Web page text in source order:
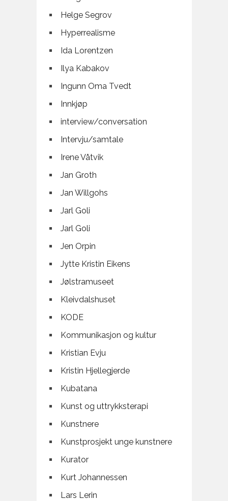
Helge Segrov
Hyperrealisme
Ida Lorentzen
Ilya Kabakov
Ingunn Oma Tvedt
Innkjøp
interview/conversation
Intervju/samtale
Irene Våtvik
Jan Groth
Jan Willgohs
Jarl Goli
Jarl Goli
Jen Orpin
Jytte Kristin Eikens
Jølstramuseet
Kleivdalshuset
KODE
Kommunikasjon og kultur
Kristian Evju
Kristin Hjellegjerde
Kubatana
Kunst og uttrykksterapi
Kunstnere
Kunstprosjekt unge kunstnere
Kurator
Kurt Johannessen
Lars Lerin